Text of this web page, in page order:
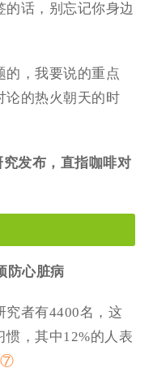
的话，别忘记你身边
的，我要说的重点
论的热火朝天的时
发布，直指咖啡对
防心脏病
究者有4400名，这
，其中12%的人表
⑦